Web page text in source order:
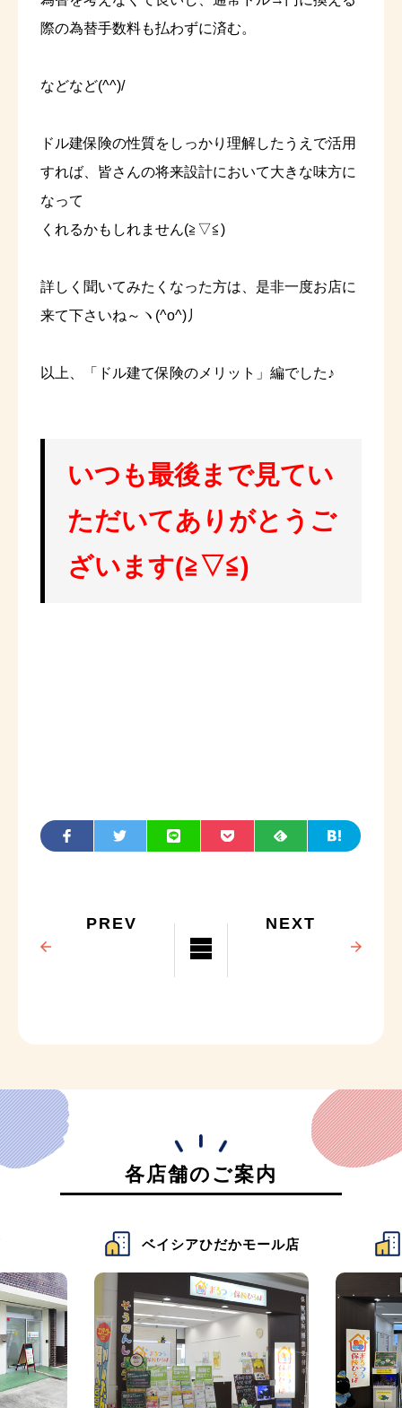
際の為替手数料も払わずに済む。
などなど(^^)/
ドル建保険の性質をしっかり理解したうえで活用
すれば、皆さんの将来設計において大きな味方に
なって
くれるかもしれません(≧▽≦)
詳しく聞いてみたくなった方は、是非一度お店に
来て下さいね～ヽ(^o^)丿
以上、「ドル建て保険のメリット」編でした♪
いつも最後まで見てい
ただいてありがとうご
ざいます(≧▽≦)
PREV NEXT
各店舗のご案内
ベイシアひだかモール店